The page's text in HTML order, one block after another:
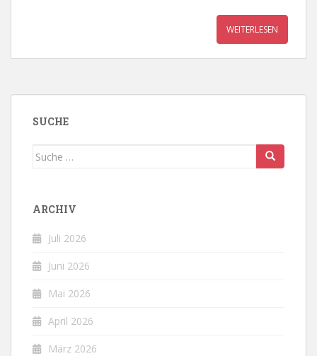
WEITERLESEN
SUCHE
Suche
ARCHIV
Juli 2026
Juni 2026
Mai 2026
April 2026
März 2026